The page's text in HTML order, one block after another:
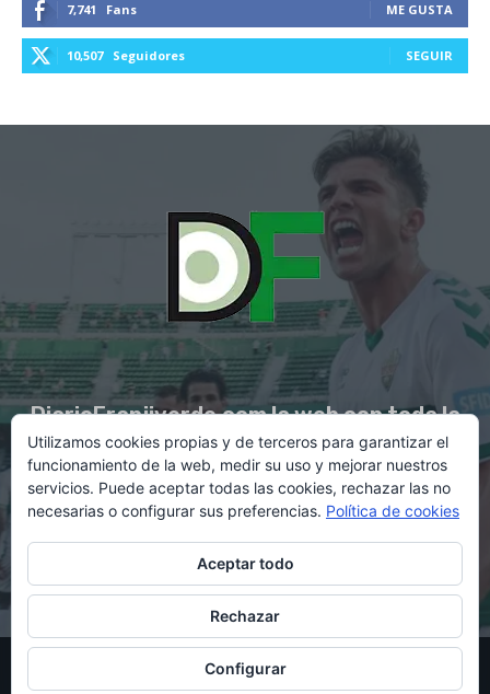
7,741 Fans ME GUSTA
10,507 Seguidores SEGUIR
DiarioFranjiverde.com la web con toda la
información del Elche C.F.
Contacto en:diario@franjiverde.com
© Copyright 2021 - Gestión y diseño por Rubén Maestre
Política de cookies Política de privacidad
Utilizamos cookies propias y de terceros para garantizar el
funcionamiento de la web, medir su uso y mejorar nuestros
servicios. Puede aceptar todas las cookies, rechazar las no
necesarias o configurar sus preferencias. Política de cookies
Aceptar todo
Rechazar
Configurar